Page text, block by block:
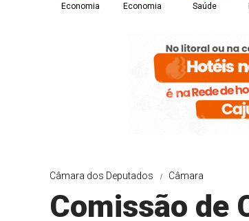
Economia Economia Saúde
Câmara dos Deputados Câmara
Comissão de